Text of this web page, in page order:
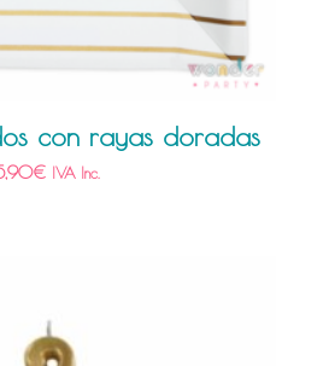
con rayas doradas
€ IVA Inc.